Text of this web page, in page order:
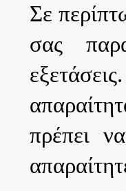
Σε
σας
πρέπει